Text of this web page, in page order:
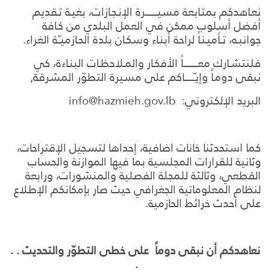
نعـاهدكم بمتـابعة مسيــــــــــرة الإنـجـازات، بغيـة تـقديم
أفضل أسلوب ممكن في العمل البلدي من كـافة
جوانبـه، تــأميـنـاً لراحة أبنـاء وسكـان بلدة الحـازميـّـة الغراء.
فلنتشـارك معــــــــــــاً الأفكـار والمـلاحظـات البنـاءة، كي
نبقى دومـاً وإيـّــــــــاكم على مسيرة التطوّر المشرقة,
البريد الإلكتروني: info@hazmieh.gov.lb
كما استحدثنا خانات اضافية، إحداها لتسجيل الإقتراحات،
وثانية للقرارات المجلسية بما فيها الموازنة والحساب
القطعي، وثالثة للمجلة الفصلية والمنشورات، ورابعة
لنظام المعلوماتية الجغرافي حيث صار بإمكانكم الإطلاع
على أحدث خرائط الحازمية.
نعاهدكم أن نبقى دوماً على خطى التطوّر والتحديث . .
.